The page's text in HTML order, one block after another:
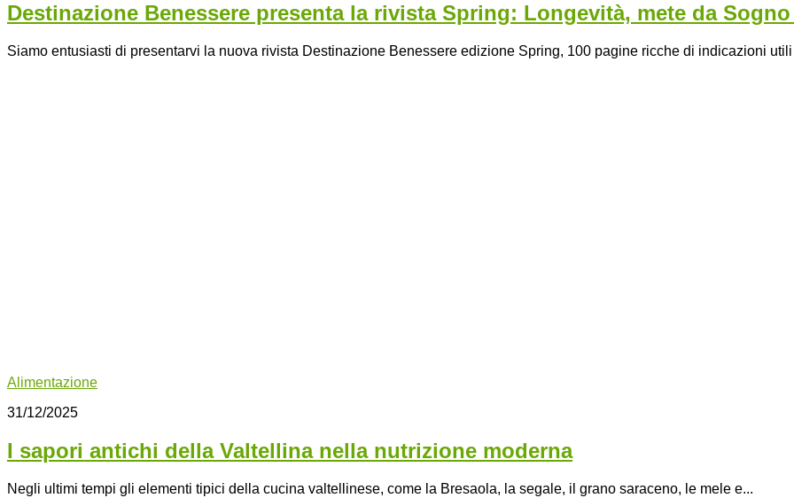
Destinazione Benessere presenta la rivista Spring: Longevità, mete da
Siamo entusiasti di presentarvi la nuova rivista Destinazione Benessere edizione Spring, 100 pagine ricche di indicazioni utili
Alimentazione
31/12/2025
I sapori antichi della Valtellina nella nutrizione moderna
Negli ultimi tempi gli elementi tipici della cucina valtellinese, come la Bresaola, la segale, il grano saraceno, le mele e...